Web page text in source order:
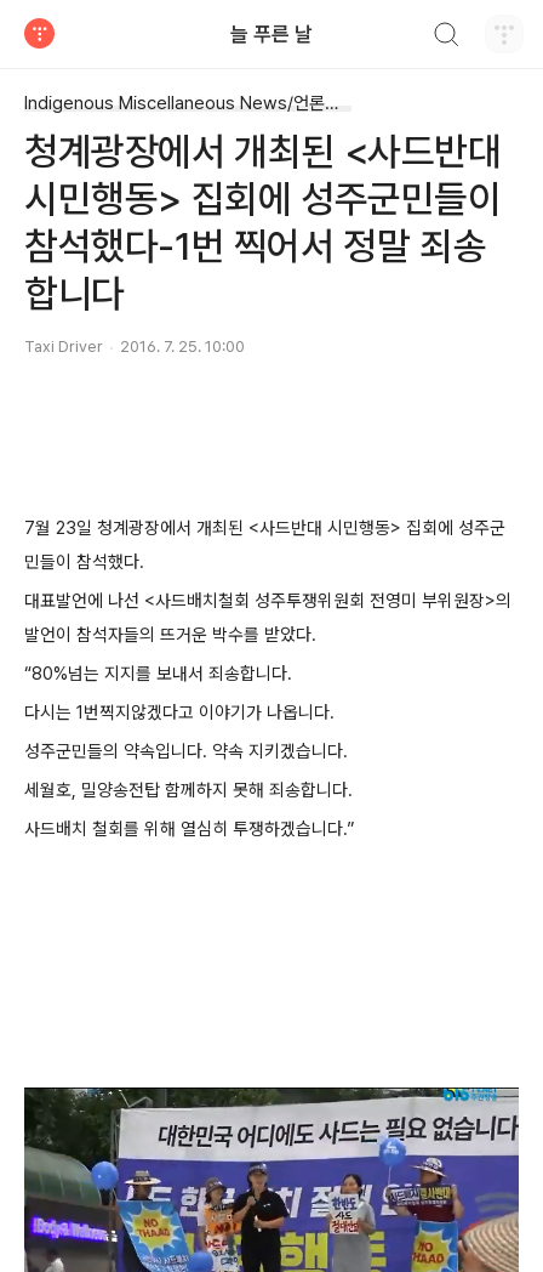
늘 푸른 날
Indigenous Miscellaneous News/언론으로 보는 사회_정치
청계광장에서 개최된 <사드반대
시민행동> 집회에 성주군민들이
참석했다-1번 찍어서 정말 죄송
합니다
Taxi Driver 2016. 7. 25. 10:00
7월 23일 청계광장에서 개최된 <사드반대 시민행동> 집회에 성주군
민들이 참석했다.
대표발언에 나선 <사드배치철회 성주투쟁위원회 전영미 부위원장>의
발언이 참석자들의 뜨거운 박수를 받았다.
“80%넘는 지지를 보내서 죄송합니다.
다시는 1번찍지않겠다고 이야기가 나옵니다.
성주군민들의 약속입니다. 약속 지키겠습니다.
세월호, 밀양송전탑 함께하지 못해 죄송합니다.
사드배치 철회를 위해 열심히 투쟁하겠습니다.”